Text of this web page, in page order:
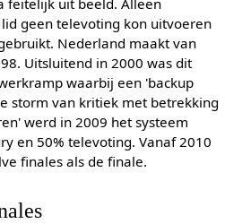
geen televoting kon uitvoeren
Nederland maakt van
Uitsluitend in 2000 was dit
waarbij een 'backup
storm van kritiek met betrekking
werd in 2009 het systeem
en 50% televoting. Vanaf 2010
finales als de finale.